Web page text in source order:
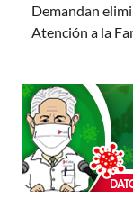
Demandan
Atención a la